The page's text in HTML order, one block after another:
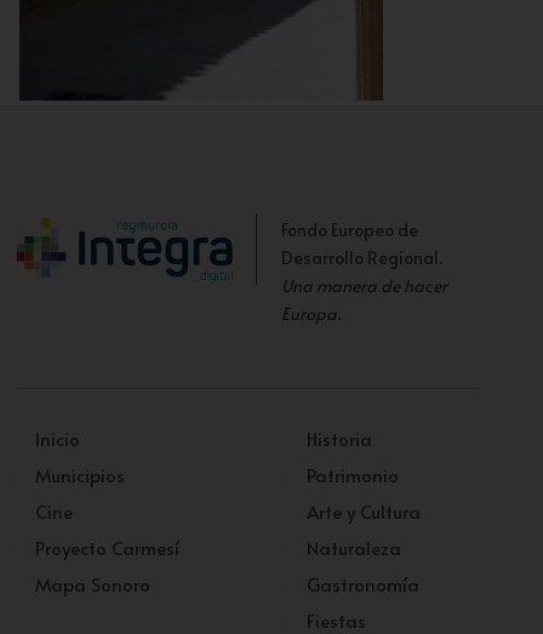
Fondo Europeo de
Desarrollo Regional.
Una manera de hacer
Europa.
Inicio
Municipios
Cine
Proyecto Carmesí
Mapa Sonoro
Historia
Patrimonio
Arte y Cultura
Naturaleza
Gastronomía
Fiestas